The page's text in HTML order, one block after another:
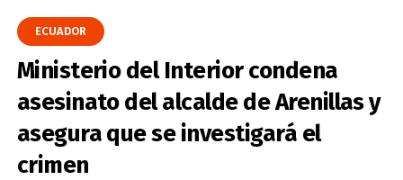
ECUADOR
Ministerio del Interior condena
asesinato del alcalde de Arenillas y
asegura que se investigará el
crimen